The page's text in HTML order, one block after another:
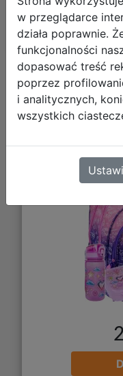
AstraBag
Plecak
507026003
w przeglądarce
działa poprawnie.
funkcjonalności
dopasować treść
poprzez
i analitycznych,
wszystkich